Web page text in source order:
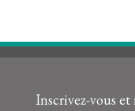
Inscrivez-vous